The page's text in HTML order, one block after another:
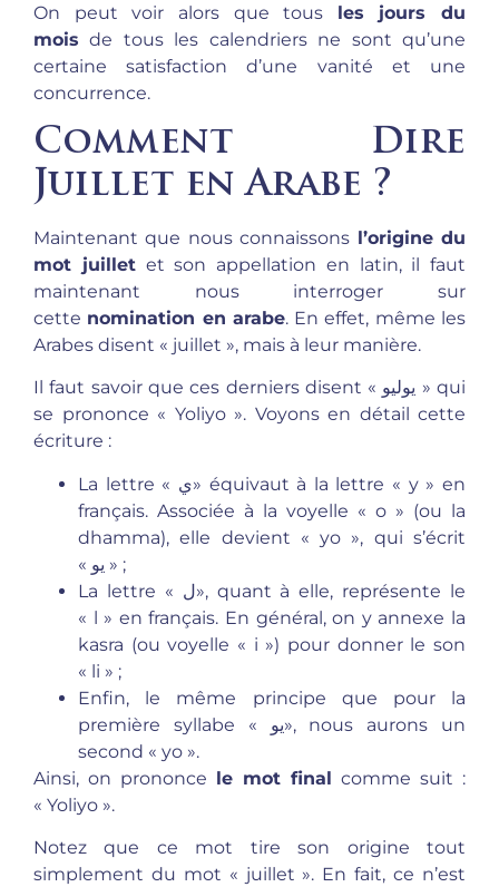
On peut voir alors que tous les jours du
mois de tous les calendriers ne sont qu’une
certaine satisfaction d’une vanité et une
concurrence.
Comment Dire
Juillet en Arabe ?
Maintenant que nous connaissons l’origine du
mot juilletet son appellation en latin, il faut
maintenant nous interroger sur
cette nomination en arabe. En effet, même les
Arabes disent « juillet », mais à leur manière.
Il faut savoir que ces derniers disent « يوليو » qui
se prononce « Yoliyo ». Voyons en détail cette
écriture :
La lettre « ي» équivaut à la lettre « y » en
français. Associée à la voyelle « o » (ou la
dhamma), elle devient « yo », qui s’écrit
« يو » ;
La lettre « ل», quant à elle, représente le
« l » en français. En général, on y annexe la
kasra (ou voyelle « i ») pour donner le son
« li » ;
Enfin, le même principe que pour la
première syllabe « يو», nous aurons un
second « yo ».
Ainsi, on prononce le mot final comme suit :
« Yoliyo ».
Notez que ce mot tire son origine tout
simplement du mot « juillet ». En fait, ce n’est